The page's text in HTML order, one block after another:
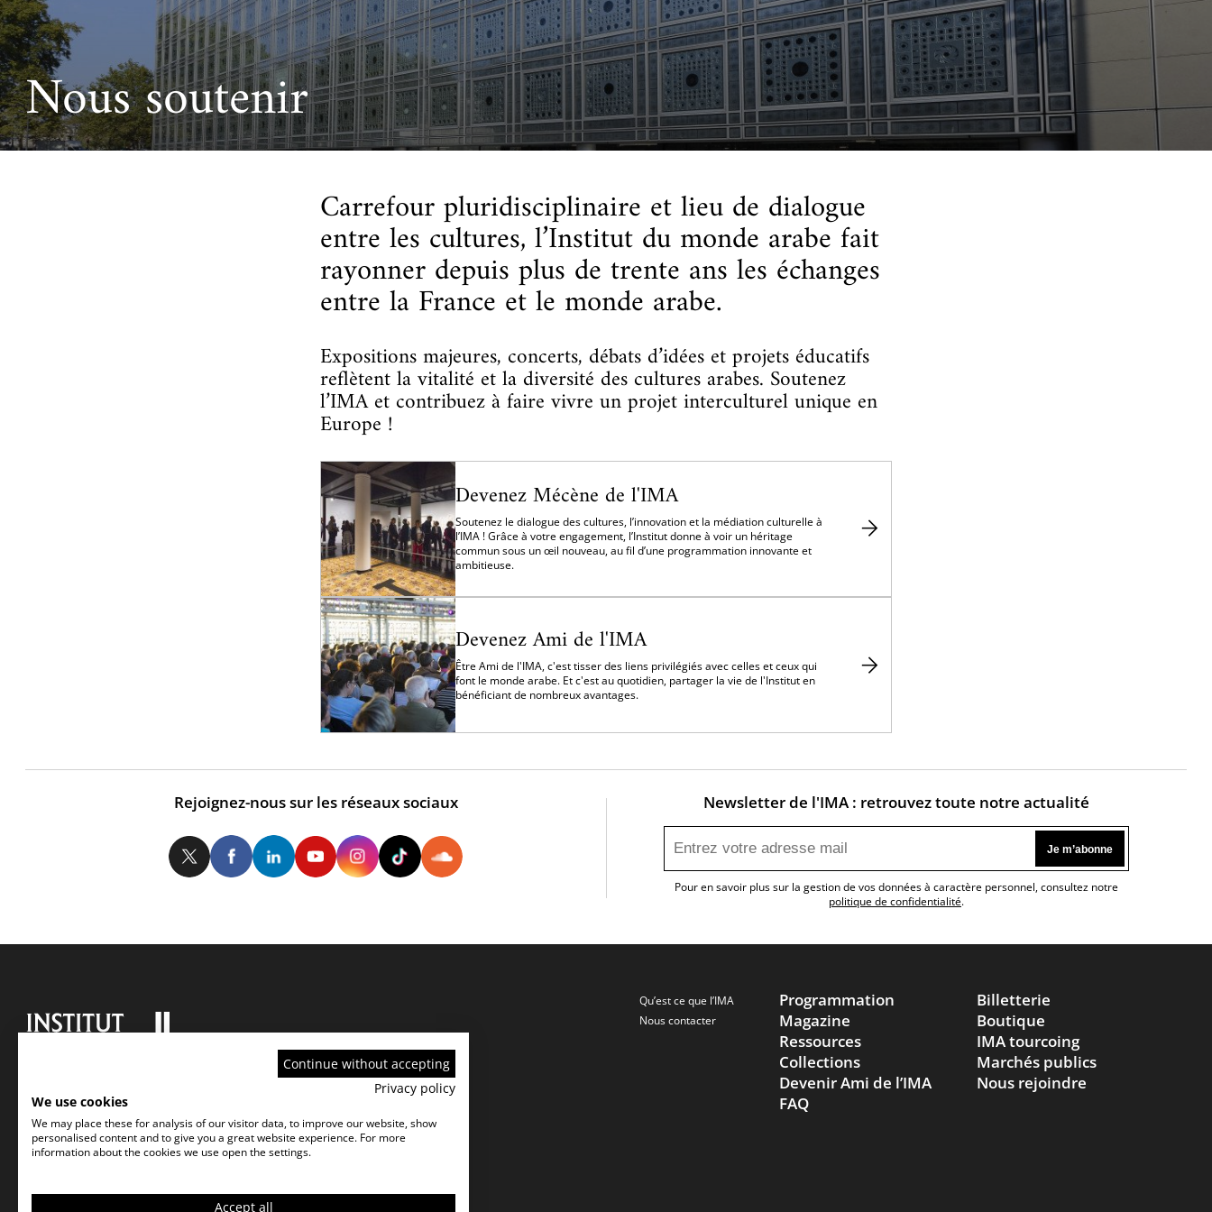
Festivals
Cinéma
Musique
Littérature et poésie
L’heure du conte
Centre de langue et de civilisation arabes
Accueillir une exposition pédagogique itinérante / Host
an educational travelling exhibition
Le projet de nouveau musée
Les rencontres économiques du monde arabe
Takam Tikou
Les Journées de l'histoire de l'IMA
Nous soutenir
Carrefour pluridisciplinaire et lieu de dialogue
entre les cultures, l’Institut du monde arabe fait
rayonner depuis plus de trente ans les échanges
entre la France et le monde arabe.
Expositions majeures, concerts, débats d’idées et projets éducatifs
reflètent la vitalité et la diversité des cultures arabes. Soutenez
l’IMA et contribuez à faire vivre un projet interculturel unique en
Europe !
Devenez Mécène de l'IMA
Soutenez le dialogue des cultures, l’innovation et la médiation culturelle à
l’IMA ! Grâce à votre engagement, l’Institut donne à voir un héritage
commun sous un œil nouveau, au fil d’une programmation innovante et
ambitieuse.
Devenez Ami de l'IMA
Être Ami de l'IMA, c'est tisser des liens privilégiés avec celles et ceux qui
font le monde arabe. Et c'est au quotidien, partager la vie de l'Institut en
bénéficiant de nombreux avantages.
Rejoignez-nous sur les réseaux sociaux
TwitterFacebookLinkedInYoutubeInstagram
Newsletter de l'IMA : retrouvez toute notre actualité
Pour en savoir plus sur la gestion de vos données à caractère personnel, consultez notre
politique de confidentialité.
Qu’est ce que l’IMA
Nous contacter
Programmation
Magazine
Ressources
Collections
Devenir Ami de l’IMA
FAQ
Billetterie
Boutique
IMA tourcoing
Marchés publics
Nous rejoindre
Continue without accepting
Privacy policy
We use cookies
We may place these for analysis of our visitor data, to improve our website, show
personalised content and to give you a great website experience. For more
information about the cookies we use open the settings.
Accept all